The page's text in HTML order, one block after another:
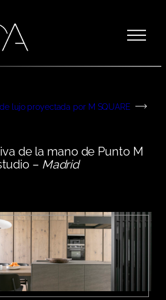
lujo proyectada por M SQUARE
de la mano de Punto M
– Madrid